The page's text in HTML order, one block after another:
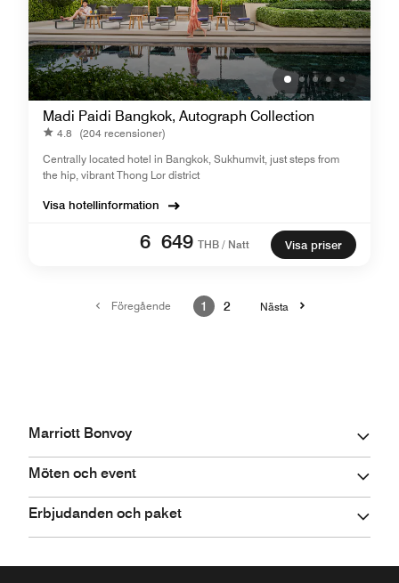
Madi Paidi Bangkok, Autograph Collection
4.8
(204 recensioner)
Centrally located hotel in Bangkok, Sukhumvit, just steps from
the hip, vibrant Thong Lor district
Visa hotellinformation
6 649 THB / Natt Visa priser
Föregående 1 2 Nästa
Marriott Bonvoy
Möten och event
Erbjudanden och paket